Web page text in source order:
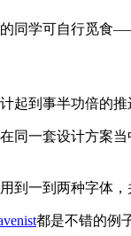
的同学可自行觅食
起到事半功倍的推
同一套设计方案
到一到两种字体
都是不错的例